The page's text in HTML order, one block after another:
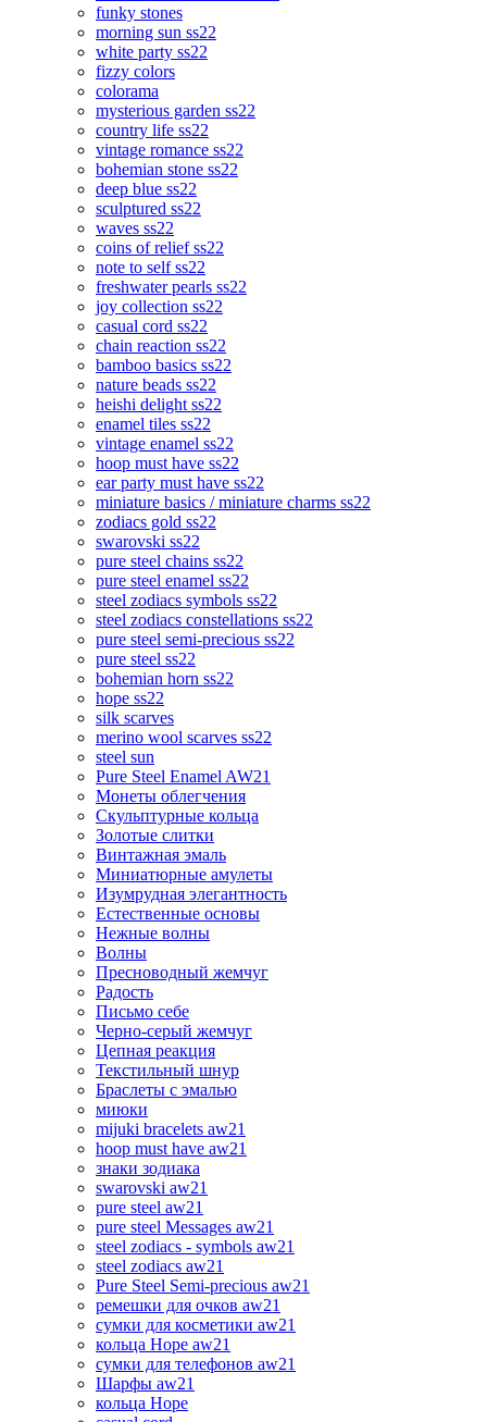
funky stones
morning sun ss22
white party ss22
fizzy colors
colorama
mysterious garden ss22
country life ss22
vintage romance ss22
bohemian stone ss22
deep blue ss22
sculptured ss22
waves ss22
coins of relief ss22
note to self ss22
freshwater pearls ss22
joy collection ss22
casual cord ss22
chain reaction ss22
bamboo basics ss22
nature beads ss22
heishi delight ss22
enamel tiles ss22
vintage enamel ss22
hoop must have ss22
ear party must have ss22
miniature basics / miniature charms ss22
zodiacs gold ss22
swarovski ss22
pure steel chains ss22
pure steel enamel ss22
steel zodiacs symbols ss22
steel zodiacs constellations ss22
pure steel semi-precious ss22
pure steel ss22
bohemian horn ss22
hope ss22
silk scarves
merino wool scarves ss22
steel sun
Pure Steel Enamel AW21
Монеты облегчения
Скульптурные кольца
Золотые слитки
Винтажная эмаль
Миниатюрные амулеты
Изумрудная элегантность
Естественные основы
Нежные волны
Волны
Пресноводный жемчуг
Радость
Письмо себе
Черно-серый жемчуг
Цепная реакция
Текстильный шнур
Браслеты с эмалью
миюки
mijuki bracelets aw21
hoop must have aw21
знаки зодиака
swarovski aw21
pure steel aw21
pure steel Messages aw21
steel zodiacs - symbols aw21
steel zodiacs aw21
Pure Steel Semi-precious aw21
ремешки для очков aw21
сумки для косметики aw21
кольца Hope aw21
сумки для телефонов aw21
Шарфы aw21
кольца Hope